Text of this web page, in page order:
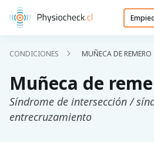
CONDICIONES MUÑECA DE REMERO
Muñeca de
Síndrome de intersección /
entrecruzamiento